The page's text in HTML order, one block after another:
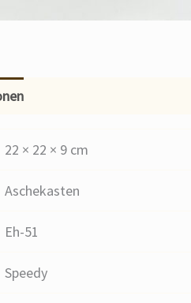
22 × 22 × 9 cm
Aschekasten
Eh-51
Speedy